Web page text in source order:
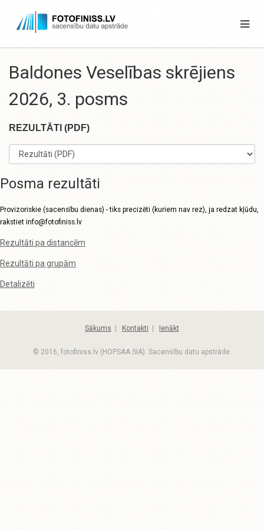
Baldones Veselības skrējiens
2026, 3. posms
REZULTĀTI (PDF)
Posma rezultāti
Provizoriskie (sacensību dienas) - tiks precizēti (kuriem nav rez), ja redzat kļūdu,
rakstiet info@fotofiniss.lv
Rezultāti pa distancēm
Rezultāti pa grupām
Detalizēti
Sākums Kontakti Ienākt
© 2016, fotofiniss.lv (HOPSAA SIA). Sacensību datu apstrāde.